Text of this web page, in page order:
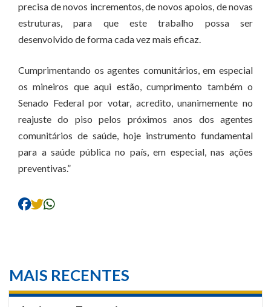
precisa de novos incrementos, de novos apoios, de novas
estruturas, para que este trabalho possa ser
desenvolvido de forma cada vez mais eficaz.
Cumprimentando os agentes comunitários, em especial
os mineiros que aqui estão, cumprimento também o
Senado Federal por votar, acredito, unanimemente no
reajuste do piso pelos próximos anos dos agentes
comunitários de saúde, hoje instrumento fundamental
para a saúde pública no país, em especial, nas ações
preventivas.”
MAIS RECENTES